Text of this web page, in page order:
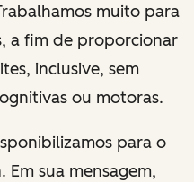
muito para
a fim de proporcionar
inclusive, sem
ou motoras.
para o
. Em sua mensagem,